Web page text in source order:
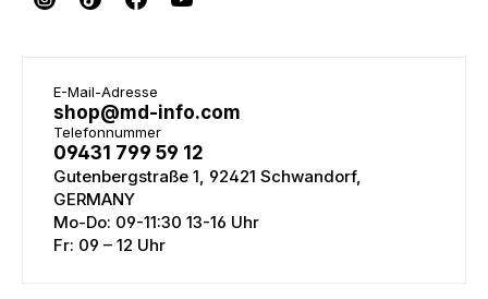
E-Mail-Adresse
shop@md-info.com
Telefonnummer
09431 799 59 12
Gutenbergstraße 1, 92421 Schwandorf,
GERMANY
Mo-Do: 09-11:30 13-16 Uhr
Fr: 09 – 12 Uhr